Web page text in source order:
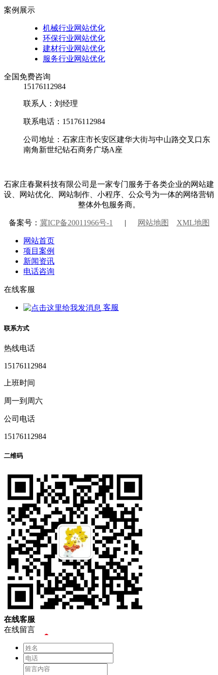
案例展示
机械行业网站优化
环保行业网站优化
建材行业网站优化
服务行业网站优化
全国免费咨询
15176112984
联系人：刘经理
联系电话：15176112984
公司地址：石家庄市长安区建华大街与中山路交叉口东
南角新世纪钻石商务广场A座
石家庄春聚科技有限公司是一家专门服务于各类企业的网站建
设、网站优化、网站制作、小程序、公众号为一体的网络营销
整体外包服务商。
备案号： 冀ICP备20011966号-1 | 网站地图 XML地图
网站首页
项目案例
新闻资讯
电话咨询
在线客服
客服
联系方式
热线电话
15176112984
上班时间
周一到周六
公司电话
15176112984
二维码
在线客服
在线留言